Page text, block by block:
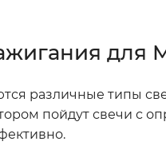
для
различные типы
пойдут свечи с